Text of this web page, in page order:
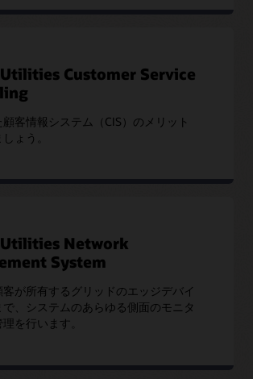
Customer Service
客情報システム（CIS）のメリット
ょう。
Network
System
が所有するグリッドのエッジデバイ
で、システムのあらゆる側面のモニタ
を行います。